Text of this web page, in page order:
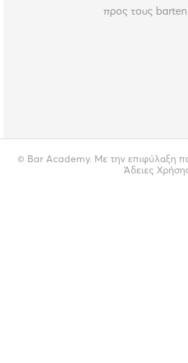
προς τους
© Bar Academy. Με την επιφύλαξη
Άδειες